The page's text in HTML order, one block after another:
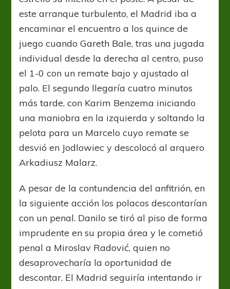
este arranque turbulento, el Madrid iba a
encaminar el encuentro a los quince de
juego cuando Gareth Bale, tras una jugada
individual desde la derecha al centro, puso
el 1-0 con un remate bajo y ajustado al
palo. El segundo llegaría cuatro minutos
más tarde, con Karim Benzema iniciando
una maniobra en la izquierda y soltando la
pelota para un Marcelo cuyo remate se
desvió en Jodlowiec y descolocó al arquero
Arkadiusz Malarz.
A pesar de la contundencia del anfitrión, en
la siguiente acción los polacos descontarían
con un penal. Danilo se tiró al piso de forma
imprudente en su propia área y le cometió
penal a Miroslav Radović, quien no
desaprovecharía la oportunidad de
descontar. El Madrid seguiría intentando ir